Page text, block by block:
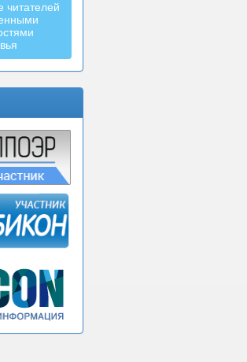
читателей